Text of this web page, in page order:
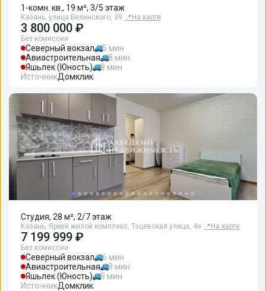
1-комн. кв., 19 м², 3/5 этаж
Казань, улица Белинского, 39 📍 На карте
3 800 000 ₽
Без комиссии
Северный вокзал
5 мин
Авиастроительная
8 мин
Яшьлек (Юность)
8 мин
ИсточникДомклик
Студия, 28 м², 2/7 этаж
Казань, Яркий жилой комплекс, Тэцевская улица, 4е 📍 На карте
7 199 999 ₽
Без комиссии
Северный вокзал
6 мин
Авиастроительная
9 мин
Яшьлек (Юность)
9 мин
ИсточникДомклик